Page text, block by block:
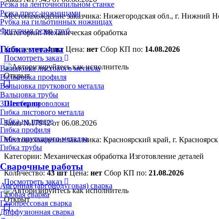
Резка на ленточнопильном станке
Резка пресс-ножницами
Рубка на гильотинных ножницах
Фигурная резка труб
Гибка металла
Вальцовка листового металла
Вальцовка профиля
Вальцовка пруткового металла
Вальцовка трубы
3D-гибка проволоки
Гибка листового металла
Гибка на прессе
Гибка профиля
Гибка пруткового металла
Гибка трубы
Сварочные работы
Аргонная (аргонодуговая) сварка
Газовая сварка
Газопрессовая сварка
Диффузионная сварка
Местонахождение заказчика: Нижегородская обл., г. Нижний
Категории:Механическая обработка
Количество:4 шт Цена: нет Сбор КП по: 14.08.2026
Посмотреть заказ
Открыт
Шестерни
Заказ №17942 от 06.08.2026
Местонахождение заказчика: Красноярский край, г. Красноярск
Категории: Механическая обработка Изготовление деталей
Количество:43 шт Цена: нет Сбор КП по: 21.08.2026
Посмотреть заказ
Открыт